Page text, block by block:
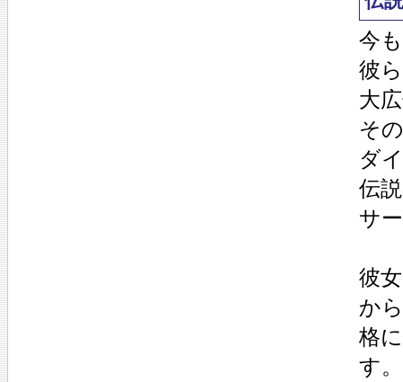
今
彼
大
そ
ダ
伝
サ
彼
か
格
す。